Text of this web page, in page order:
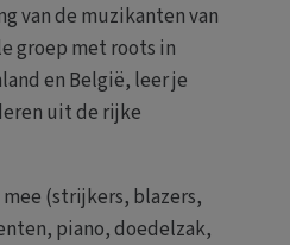
van de muzikanten van
groep met roots in
en België, leer je
uit de rijke
(strijkers, blazers,
piano, doedelzak,